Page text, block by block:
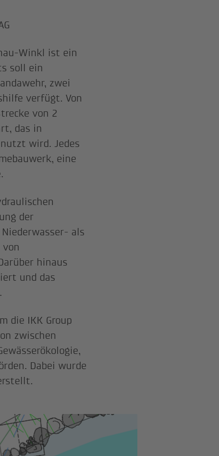
Winkl ist ein
soll ein
zwei
verfügt. Von
von 2
das in
wird. Jedes
eine
der
als
hinaus
und das
die IKK Group
zwischen
Dabei wurde